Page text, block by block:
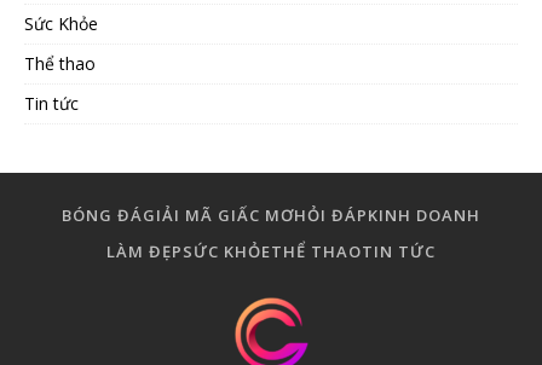
Sức Khỏe
Thể thao
Tin tức
BÓNG ĐÁGIẢI MÃ GIẤC MƠHỎI ĐÁPKINH DOANH
LÀM ĐẸPSỨC KHỎETHỂ THAOTIN TỨC